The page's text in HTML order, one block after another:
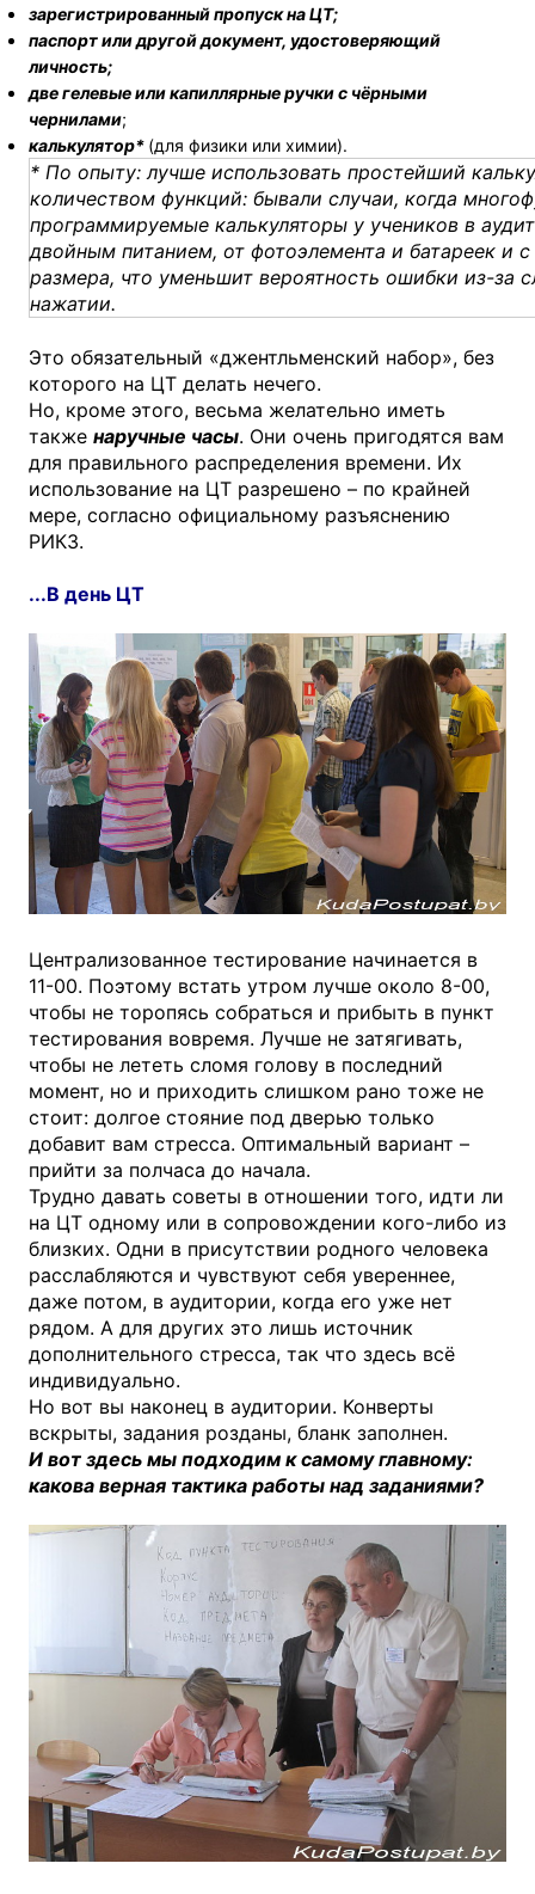
зарегистрированный пропуск на ЦТ;
паспорт или другой документ, удостоверяющий
личность;
две гелевые или капиллярные ручки с чёрными
чернилами;
калькулятор* (для физики или химии).
* По опыту: лучше использовать простейший
количеством функций: бывали случаи, когда
программируемые калькуляторы у учеников в
двойным питанием, от фотоэлемента и батареек и
размера, что уменьшит вероятность ошибки из-за
нажатии.
Это обязательный «джентльменский набор», без
которого на ЦТ делать нечего.
Но, кроме этого, весьма желательно иметь
также наручные часы. Они очень пригодятся вам
для правильного распределения времени. Их
использование на ЦТ разрешено – по крайней
мере, согласно официальному разъяснению
РИКЗ.
...В день ЦТ
Централизованное тестирование начинается в
11-00. Поэтому встать утром лучше около 8-00,
чтобы не торопясь собраться и прибыть в пункт
тестирования вовремя. Лучше не затягивать,
чтобы не лететь сломя голову в последний
момент, но и приходить слишком рано тоже не
стоит: долгое стояние под дверью только
добавит вам стресса. Оптимальный вариант –
прийти за полчаса до начала.
Трудно давать советы в отношении того, идти ли
на ЦТ одному или в сопровождении кого-либо из
близких. Одни в присутствии родного человека
расслабляются и чувствуют себя увереннее,
даже потом, в аудитории, когда его уже нет
рядом. А для других это лишь источник
дополнительного стресса, так что здесь всё
индивидуально.
Но вот вы наконец в аудитории. Конверты
вскрыты, задания розданы, бланк заполнен.
И вот здесь мы подходим к самому главному:
какова верная тактика работы над заданиями?